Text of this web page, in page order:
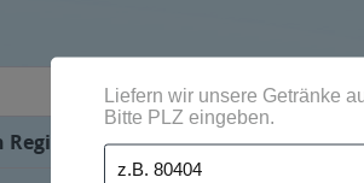
Städten, Orten und